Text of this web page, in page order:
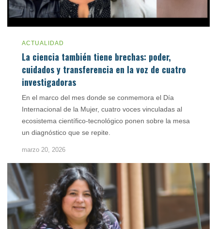
ACTUALIDAD
La ciencia también tiene brechas: poder,
cuidados y transferencia en la voz de cuatro
investigadoras
En el marco del mes donde se conmemora el Día
Internacional de la Mujer, cuatro voces vinculadas al
ecosistema científico-tecnológico ponen sobre la mesa
un diagnóstico que se repite.
marzo 20, 2026